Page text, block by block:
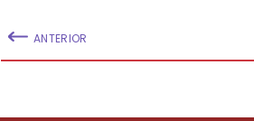
ANTERIOR